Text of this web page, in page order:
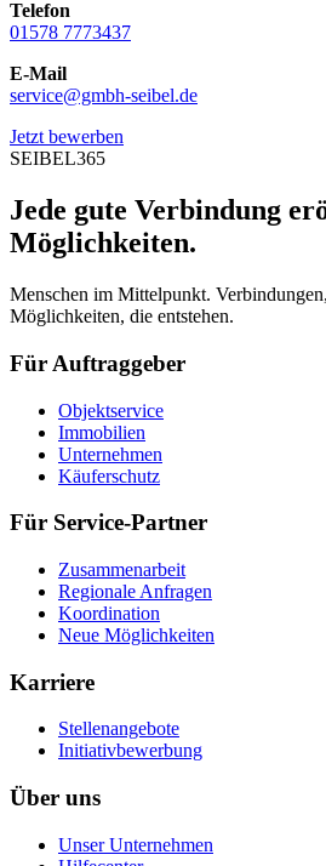
Telefon
01578 7773437
E-Mail
service@gmbh-seibel.de
Jetzt bewerben
SEIBEL365
Jede gute Verbindung
Möglichkeiten.
Menschen im Mittelpunkt.
Möglichkeiten, die entstehen.
Für Auftraggeber
Objektservice
Immobilien
Unternehmen
Käuferschutz
Für Service-Partner
Zusammenarbeit
Regionale Anfragen
Koordination
Neue Möglichkeiten
Karriere
Stellenangebote
Initiativbewerbung
Über uns
Unser Unternehmen